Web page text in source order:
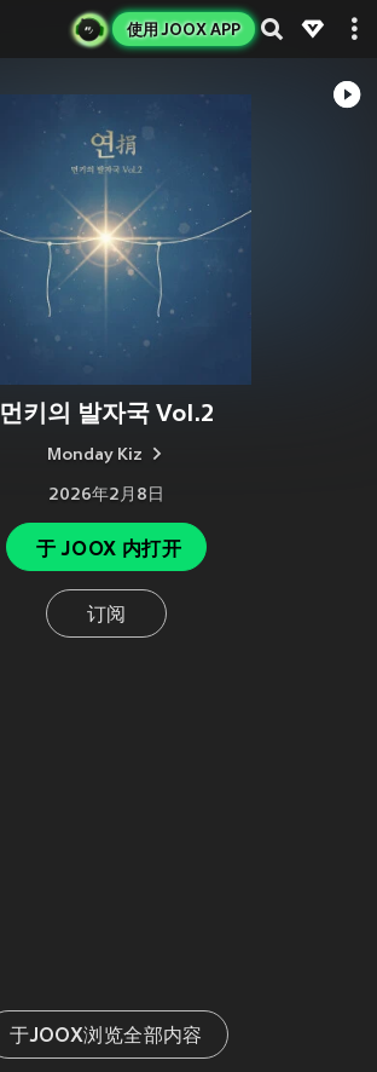
使用 JOOX APP
먼키의 발자국 Vol.2
Monday Kiz
2026年2月8日
于 JOOX 内打开
订阅
于JOOX浏览全部内容